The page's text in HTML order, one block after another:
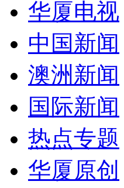
华厦电视
中国新闻
澳洲新闻
国际新闻
热点专题
华厦原创